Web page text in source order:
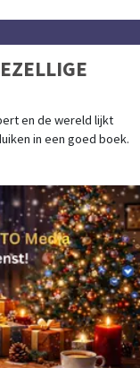
en de wereld lijkt
in een goed boek.